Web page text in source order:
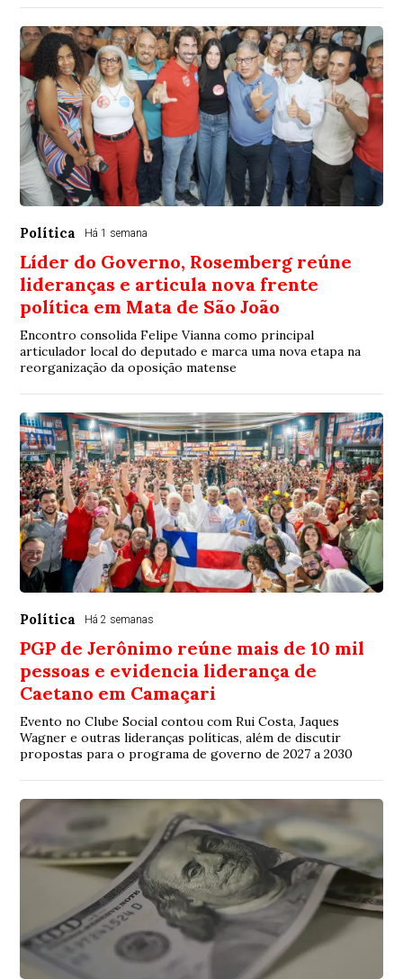
Política Há 1 semana
Líder do Governo, Rosemberg reúne
lideranças e articula nova frente
política em Mata de São João
Encontro consolida Felipe Vianna como principal
articulador local do deputado e marca uma nova etapa na
reorganização da oposição matense
Política Há 2 semanas
PGP de Jerônimo reúne mais de 10 mil
pessoas e evidencia liderança de
Caetano em Camaçari
Evento no Clube Social contou com Rui Costa, Jaques
Wagner e outras lideranças políticas, além de discutir
propostas para o programa de governo de 2027 a 2030